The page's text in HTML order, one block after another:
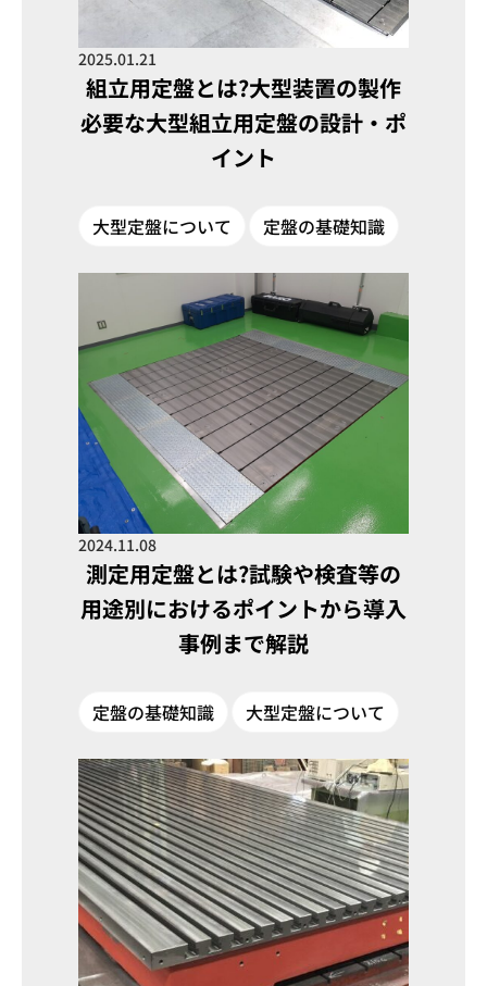
2025.01.21
組立用定盤とは?大型装置の製作
必要な大型組立用定盤の設計・ポ
イント
大型定盤について 定盤の基礎知識
2024.11.08
測定用定盤とは?試験や検査等の
用途別におけるポイントから導入
事例まで解説
定盤の基礎知識 大型定盤について